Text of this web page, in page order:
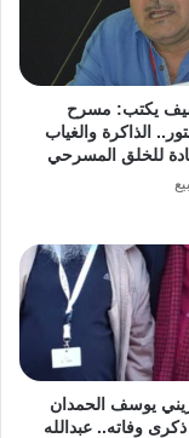
يكتب: مسرح
الذاكرة والغياب
للخلق المسرحي
يوسف الحمدان
وفاته.. عبدالله